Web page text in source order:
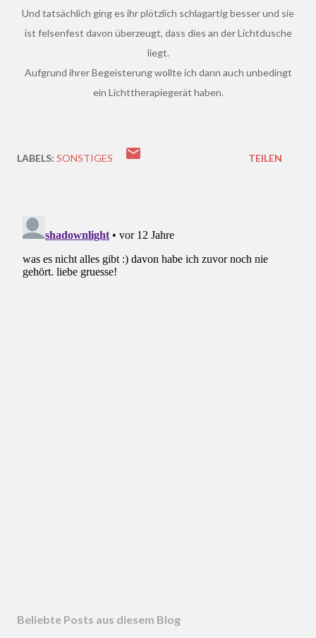
Und tatsächlich ging es ihr plötzlich schlagartig besser und sie
ist felsenfest davon überzeugt, dass dies an der Lichtdusche
liegt.
Aufgrund ihrer Begeisterung wollte ich dann auch unbedingt
ein Lichttherapiegerät haben.
LABELS: SONSTIGES TEILEN
Beliebte Posts aus diesem Blog